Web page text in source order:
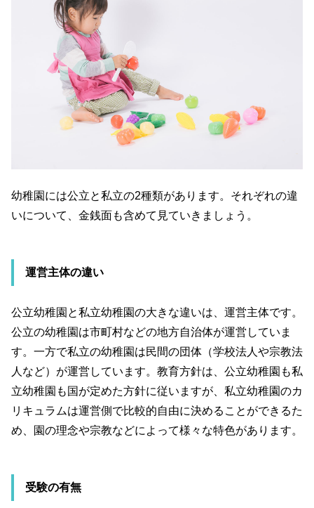
幼稚園には公立と私立の2種類があります。それぞれの違
いについて、金銭面も含めて見ていきましょう。
運営主体の違い
公立幼稚園と私立幼稚園の大きな違いは、運営主体です。
公立の幼稚園は市町村などの地方自治体が運営していま
す。一方で私立の幼稚園は民間の団体（学校法人や宗教法
人など）が運営しています。教育方針は、公立幼稚園も私
立幼稚園も国が定めた方針に従いますが、私立幼稚園のカ
リキュラムは運営側で比較的自由に決めることができるた
め、園の理念や宗教などによって様々な特色があります。
受験の有無